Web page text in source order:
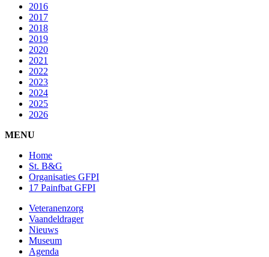
2016
2017
2018
2019
2020
2021
2022
2023
2024
2025
2026
MENU
Home
St. B&G
Organisaties GFPI
17 Painfbat GFPI
Veteranenzorg
Vaandeldrager
Nieuws
Museum
Agenda